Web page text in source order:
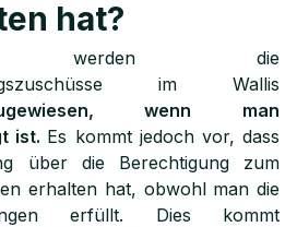
hat?
werden die
im Wallis
wenn man
ist. Es kommt jedoch vor, dass
über die Berechtigung zum
erhalten hat, obwohl man die
erfüllt. Dies kommt